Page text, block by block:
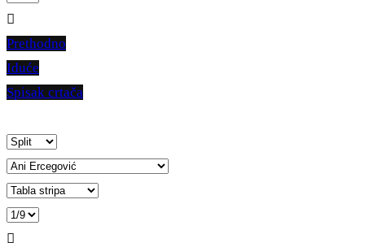
Prethodno
Iduće
Spisak crtača